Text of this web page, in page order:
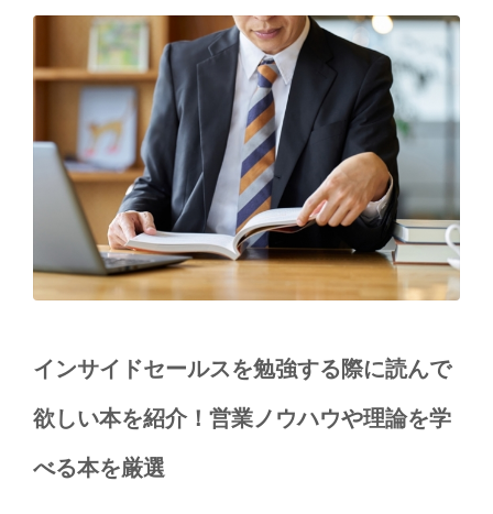
インサイドセールスを勉強する際に読んで
欲しい本を紹介！営業ノウハウや理論を学
べる本を厳選